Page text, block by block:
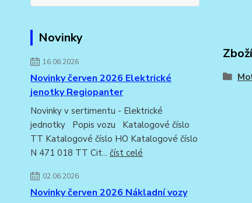
Novinky
16.06.2026
Novinky červen 2026 Elektrické
jenotky Regiopanter
Novinky v sertimentu - Elektrické
jednotky Popis vozu Katalogové číslo
TT Katalogové číslo HO Katalogové číslo
N 471 018 TT Cit... číst celé
02.06.2026
Novinky červen 2026 Nákladní vozy